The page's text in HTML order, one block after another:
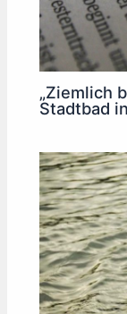
„Ziemlich
Stadtbad